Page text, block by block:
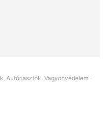
Autóriasztók, Vagyonvédelem -